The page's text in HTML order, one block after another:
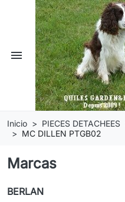
menu
Inicio PIECES DETACHEES
MC DILLEN PTGB02
Marcas
BERLAN